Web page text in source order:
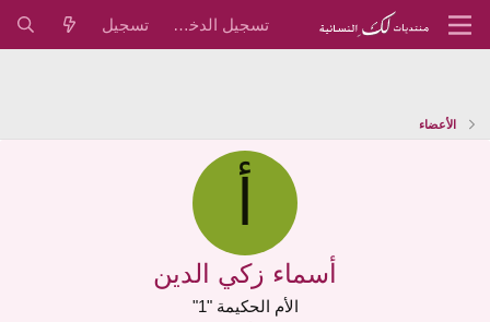
تسجيل الدخول تسجيل
الأعضاء
أسماء زكي الدين
الأم الحكيمة "1"